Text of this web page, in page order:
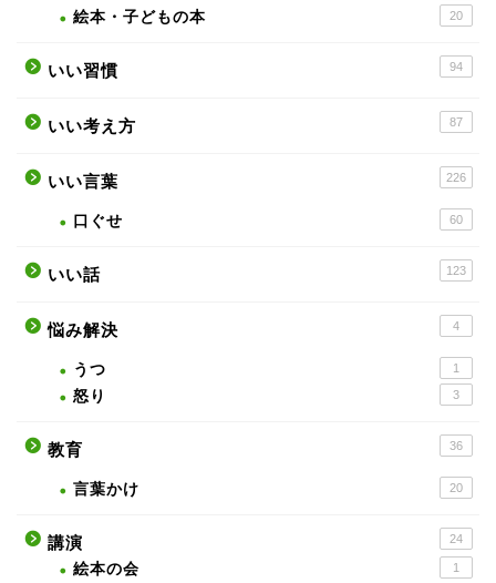
絵本・子どもの本 20
いい習慣 94
いい考え方 87
いい言葉 226
口ぐせ 60
いい話 123
悩み解決 4
うつ 1
怒り 3
教育 36
言葉かけ 20
講演 24
絵本の会 1